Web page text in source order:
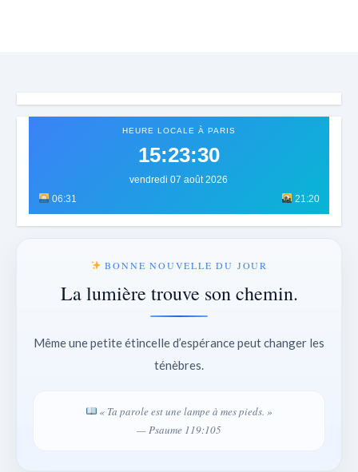
HEURE LOCALE À PARIS
15:23:33
vendredi 07 août 2026
06:31
21:20
BONNE NOUVELLE DU JOUR
La lumière trouve son chemin.
Même une petite étincelle d’espérance peut changer les
ténèbres.
« Ta parole est une lampe à mes pieds. »
— Psaume 119:105